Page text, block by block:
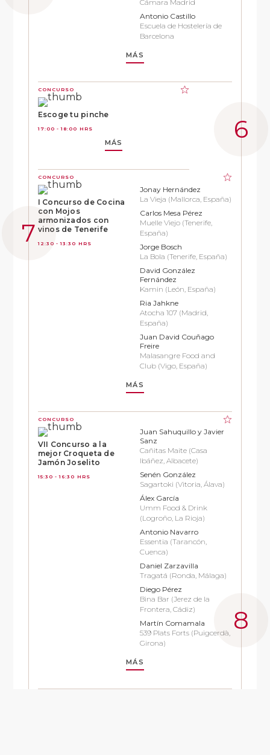
Cámara Madrid
Antonio Castillo
Escuela de Hostelería de
Barcelona
MÁS
CONCURSO
Escoge tu pinche
17:00 - 18:00 HRS
MÁS
CONCURSO
I Concurso de Cocina
con Mojos
armonizados con
vinos de Tenerife
12:30 - 13:30 HRS
Jonay Hernández
La Vieja (Mallorca, España)
Carlos Mesa Pérez
Muelle Viejo (Tenerife,
España)
Jorge Bosch
La Bola (Tenerife, España)
David González
Fernández
Kamin (León, España)
Ria Jahkne
Atocha 107 (Madrid,
España)
Juan David Couñago
Freire
Malasangre Food and
Club (Vigo, España)
MÁS
CONCURSO
VII Concurso a la
mejor Croqueta de
Jamón Joselito
15:30 - 16:30 HRS
Juan Sahuquillo y Javier
Sanz
Cañitas Maite (Casa
Ibáñez, Albacete)
Senén González
Sagartoki (Vitoria, Álava)
Álex García
Umm Food & Drink
(Logroño, La Rioja)
Antonio Navarro
Essentia (Tarancón,
Cuenca)
Daniel Zarzavilla
Tragatá (Ronda, Málaga)
Diego Pérez
Bina Bar (Jerez de la
Frontera, Cádiz)
Martín Comamala
539 Plats Forts (Puigcerdà,
Girona)
MÁS